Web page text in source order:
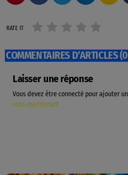
RATE IT
COMMENTAIRES D’ARTICLES
Laisser une réponse
Vous devez être connecté pour ajouter
vous maintenant